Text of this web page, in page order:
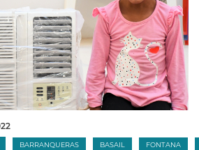
BARRANQUERAS BASAIL FONTANA